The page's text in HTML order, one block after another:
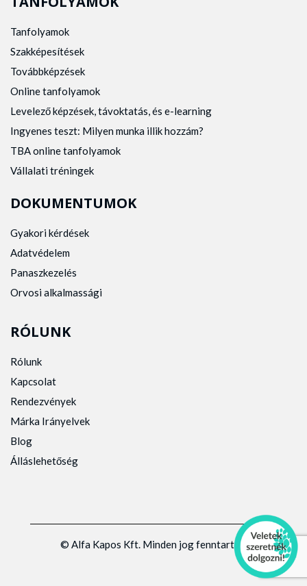
Tanfolyamok
Szakképesítések
Továbbképzések
Online tanfolyamok
Levelező képzések, távoktatás, és e-learning
Ingyenes teszt: Milyen munka illik hozzám?
TBA online tanfolyamok
Vállalati tréningek
DOKUMENTUMOK
Gyakori kérdések
Adatvédelem
Panaszkezelés
Orvosi alkalmassági
RÓLUNK
Rólunk
Kapcsolat
Rendezvények
Márka Irányelvek
Blog
Álláslehetőség
© Alfa Kapos Kft. Minden jog fenntartva.